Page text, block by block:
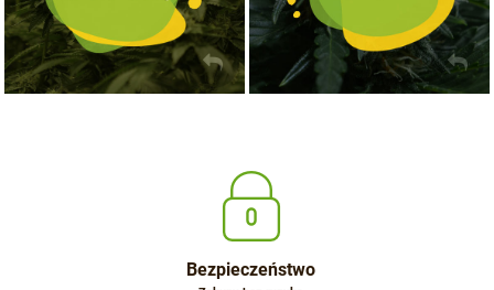
Bezpieczeństwo